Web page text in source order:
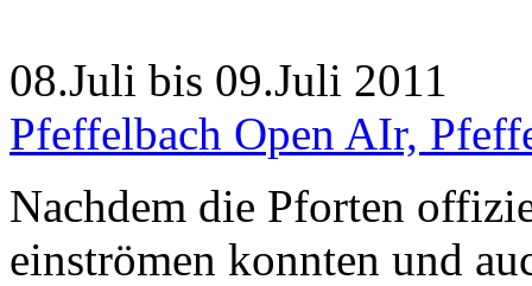
08.Juli bis 09.Juli 2011
Pfeffelbach Open AIr,
Nachdem die Pforten
einströmen konnten und